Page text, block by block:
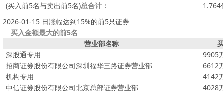
(买入前5名与卖出前5名)总合计：
1.764
2026-01-15 日涨幅达到15%的前5只证券
买入金额最大的前5名
营业部名称
深股通专用
9905
招商证券股份有限公司深圳福华三路证券营业部
6612
机构专用
4142
中信证券股份有限公司北京总部证券营业部
4028